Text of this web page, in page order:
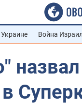
Война
назвал